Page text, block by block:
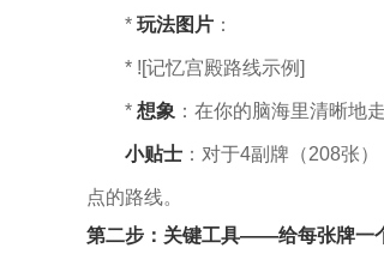
* 玩法图片 ：
* ![记忆宫殿路线示例]
* 想象 ：在你的脑海里清晰地
小贴士 ：对于4副牌（208张
点的路线。
第二步：关键工具——给每张牌一